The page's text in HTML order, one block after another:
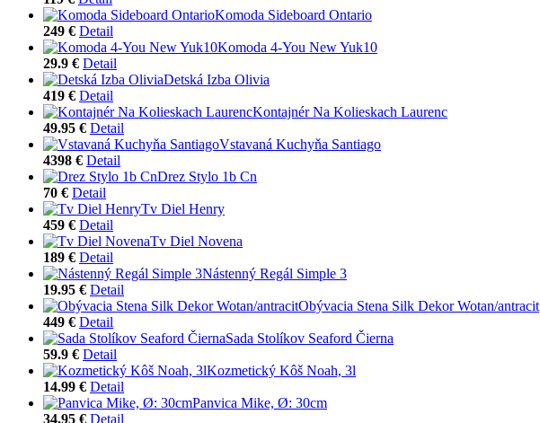
Komoda Sideboard Ontario
249 € Detail
Komoda 4-You New Yuk10
29.9 € Detail
Detská Izba Olivia
419 € Detail
Kontajnér Na Kolieskach Laurenc
49.95 € Detail
Vstavaná Kuchyňa Santiago
4398 € Detail
Drez Stylo 1b Cn
70 € Detail
Tv Diel Henry
459 € Detail
Tv Diel Novena
189 € Detail
Nástenný Regál Simple 3
19.95 € Detail
Obývacia Stena Silk Dekor Wotan/antracit
449 € Detail
Sada Stolíkov Seaford Čierna
59.9 € Detail
Kozmetický Kôš Noah, 3l
14.99 € Detail
Panvica Mike, Ø: 30cm
34.95 € Detail